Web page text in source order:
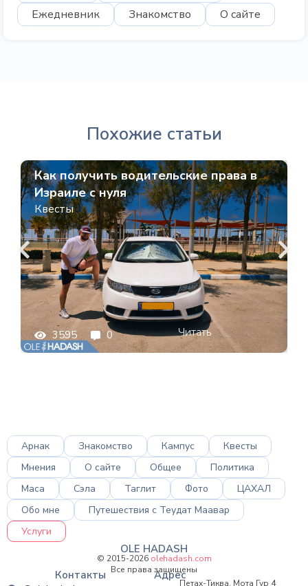
Ежедневник
Знакомство О сайте
Похожие статьи
Как получить водительские права в
Израиле с нуля
Квесты
3595 0 Читать
Арнак Знакомство Кампус
Квесты
Мнения
О сайте Общее
Политика
Маса
Сэла Таглит Фото
ЦАХАЛ
Обо мне
Путешествия с Теудат Маавар
Услуги
OLE HADASH
© 2015-2026 olehadash.com
Все права защищены
Контакты Адрес
Петах-Тиква, Мота Гур 4